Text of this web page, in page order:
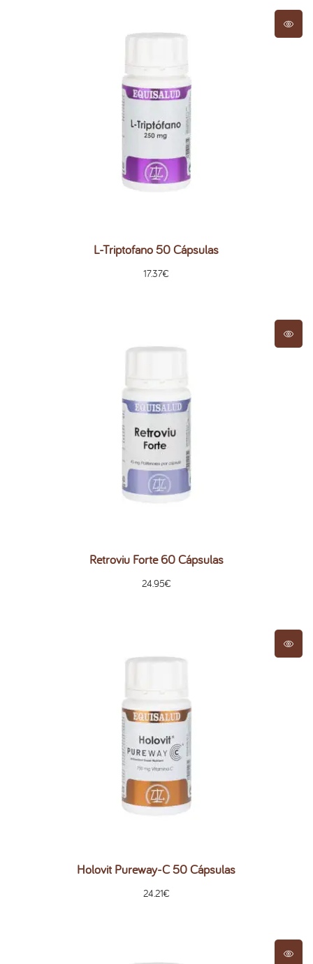
L-Triptofano 50 Cápsulas
17.37€
Retroviu Forte 60 Cápsulas
24.95€
Holovit Pureway-C 50 Cápsulas
24.21€